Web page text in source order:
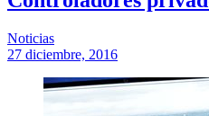
Noticias
27 diciembre, 2016